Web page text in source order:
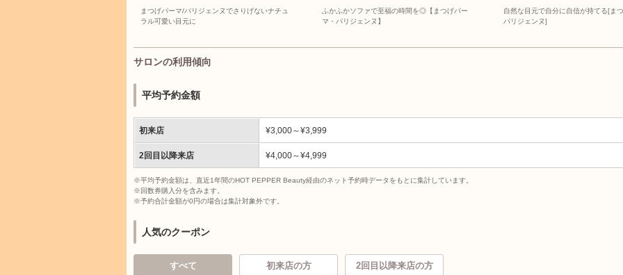
まつげパーマ/パリジェンヌでさりげないナチュ
ラル可愛い目元に
ふかふかソファで至福の時間を◎【まつげパー
マ・パリジェンヌ】
自然な目元で自分に自信が持てる[ま
パリジェンヌ]
サロンの利用傾向
平均予約金額
初来店 ¥3,000～¥3,999
2回目以降来店 ¥4,000～¥4,999
※平均予約金額は、直近1年間のHOT PEPPER Beauty経由のネット予約時データをもとに集計しています。
※回数券購入分を含みます。
※予約合計金額が0円の場合は集計対象外です。
人気のクーポン
すべて 初来店の方 2回目以降来店の方